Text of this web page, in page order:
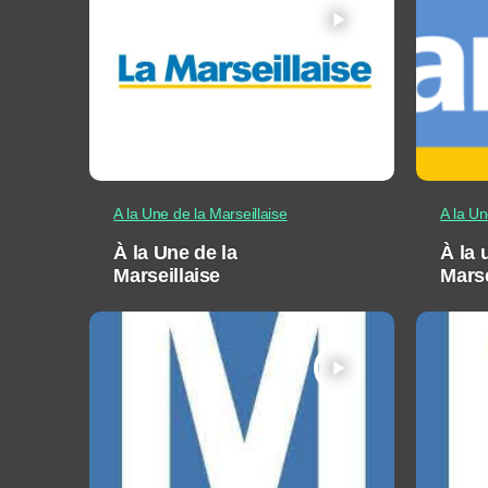
play_arrow
A la Une de la Marseillaise
À la Une de la
Marseillaise
A la
À la
play_arrow